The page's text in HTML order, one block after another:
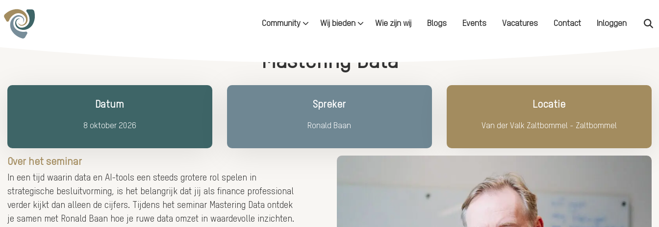
Community Wij bieden Wie zijn wij Blogs Events Vacatures Contact Inloggen
Mastering Data
Datum
8 oktober 2026
Spreker
Ronald Baan
Locatie
Van der Valk Zaltbommel - Zaltbommel
Over het seminar
In een tijd waarin data en AI-tools een steeds grotere rol spelen in
strategische besluitvorming, is het belangrijk dat jij als finance professional
verder kijkt dan alleen de cijfers. Tijdens het seminar Mastering Data ontdek
je samen met Ronald Baan hoe je ruwe data omzet in waardevolle inzichten.